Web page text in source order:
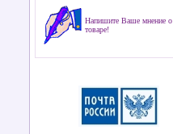
Напишите Ваше мнение о
товаре!